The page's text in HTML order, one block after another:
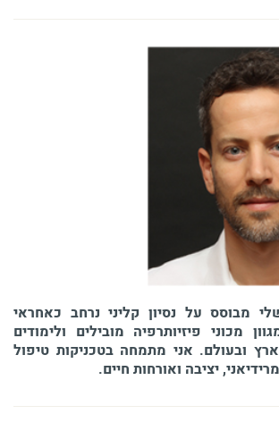
מבוסס על נסיון קליני נרחב כאחראי
מכוני פיזיותרפיה מובילים ולימודים
ובעולם. אני מתמחה בטכניקות טיפול
יציבה ואורחות חיים.